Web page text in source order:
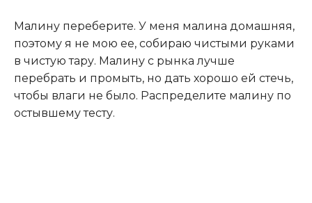
Малину переберите. У меня малина домашняя,
поэтому я не мою ее, собираю чистыми руками
в чистую тару. Малину с рынка лучше
перебрать и промыть, но дать хорошо ей стечь,
чтобы влаги не было. Распределите малину по
остывшему тесту.